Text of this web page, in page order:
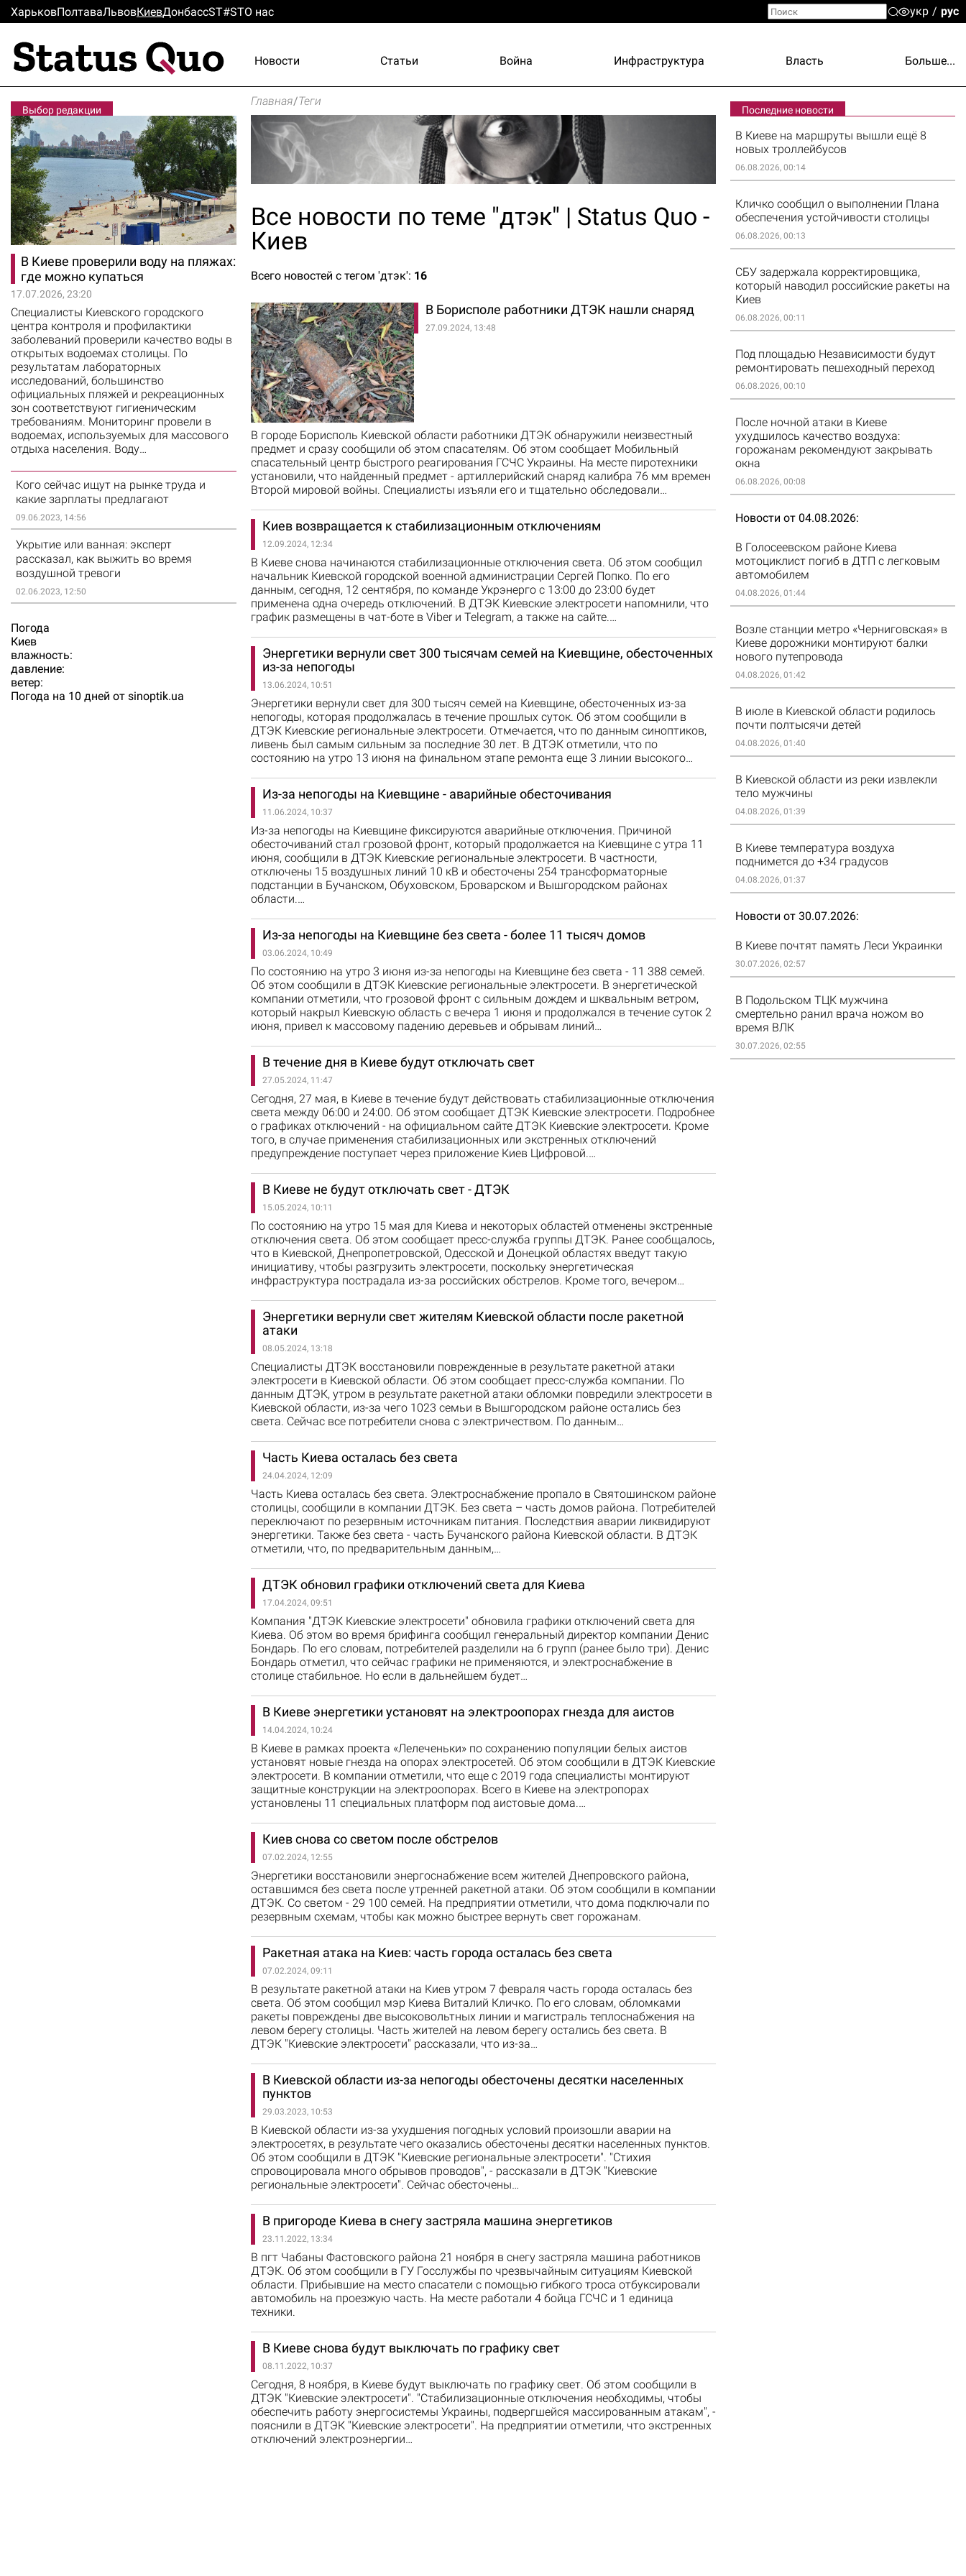
ХарьковПолтаваЛьвовКиевДонбассST#STО нас укр рус
Новости Статьи Война Инфраструктура Власть Больше...
Выбор редакции
В Киеве проверили воду на пляжах:
где можно купаться
17.07.2026, 23:20
Специалисты Киевского городского
центра контроля и профилактики
заболеваний проверили качество воды в
открытых водоемах столицы. По
результатам лабораторных
исследований, большинство
официальных пляжей и рекреационных
зон соответствуют гигиеническим
требованиям. Мониторинг провели в
водоемах, используемых для массового
отдыха населения. Воду…
Кого сейчас ищут на рынке труда и
какие зарплаты предлагают
09.06.2023, 14:56
Укрытие или ванная: эксперт
рассказал, как выжить во время
воздушной тревоги
02.06.2023, 12:50
Погода
Киев
влажность:
давление:
ветер:
Погода на 10 дней от sinoptik.ua
Главная/Теги
Все новости по теме "дтэк" | Status Quo -
Киев
Всего новостей с тегом 'дтэк': 16
В Борисполе работники ДТЭК нашли снаряд
27.09.2024, 13:48
В городе Борисполь Киевской области работники ДТЭК обнаружили неизвестный
предмет и сразу сообщили об этом спасателям. Об этом сообщает Мобильный
спасательный центр быстрого реагирования ГСЧС Украины. На месте пиротехники
установили, что найденный предмет - артиллерийский снаряд калибра 76 мм времен
Второй мировой войны. Специалисты изъяли его и тщательно обследовали…
Киев возвращается к стабилизационным отключениям
12.09.2024, 12:34
В Киеве снова начинаются стабилизационные отключения света. Об этом сообщил
начальник Киевской городской военной администрации Сергей Попко. По его
данным, сегодня, 12 сентября, по команде Укрэнерго с 13:00 до 23:00 будет
применена одна очередь отключений. В ДТЭК Киевские электросети напомнили, что
график размещены в чат-боте в Viber и Telegram, а также на сайте.…
Энергетики вернули свет 300 тысячам семей на Киевщине, обесточенных
из-за непогоды
13.06.2024, 10:51
Энергетики вернули свет для 300 тысяч семей на Киевщине, обесточенных из-за
непогоды, которая продолжалась в течение прошлых суток. Об этом сообщили в
ДТЭК Киевские региональные электросети. Отмечается, что по данным синоптиков,
ливень был самым сильным за последние 30 лет. В ДТЭК отметили, что по
состоянию на утро 13 июня на финальном этапе ремонта еще 3 линии высокого…
Из-за непогоды на Киевщине - аварийные обесточивания
11.06.2024, 10:37
Из-за непогоды на Киевщине фиксируются аварийные отключения. Причиной
обесточиваний стал грозовой фронт, который продолжается на Киевщине с утра 11
июня, сообщили в ДТЭК Киевские региональные электросети. В частности,
отключены 15 воздушных линий 10 кВ и обесточены 254 трансформаторные
подстанции в Бучанском, Обуховском, Броварском и Вышгородском районах
области.…
Из-за непогоды на Киевщине без света - более 11 тысяч домов
03.06.2024, 10:49
По состоянию на утро 3 июня из-за непогоды на Киевщине без света - 11 388 семей.
Об этом сообщили в ДТЭК Киевские региональные электросети. В энергетической
компании отметили, что грозовой фронт с сильным дождем и шквальным ветром,
который накрыл Киевскую область с вечера 1 июня и продолжался в течение суток 2
июня, привел к массовому падению деревьев и обрывам линий…
В течение дня в Киеве будут отключать свет
27.05.2024, 11:47
Сегодня, 27 мая, в Киеве в течение будут действовать стабилизационные отключения
света между 06:00 и 24:00. Об этом сообщает ДТЭК Киевские электросети. Подробнее
о графиках отключений - на официальном сайте ДТЭК Киевские электросети. Кроме
того, в случае применения стабилизационных или экстренных отключений
предупреждение поступает через приложение Киев Цифровой.…
В Киеве не будут отключать свет - ДТЭК
15.05.2024, 10:11
По состоянию на утро 15 мая для Киева и некоторых областей отменены экстренные
отключения света. Об этом сообщает пресс-служба группы ДТЭК. Ранее сообщалось,
что в Киевской, Днепропетровской, Одесской и Донецкой областях введут такую
инициативу, чтобы разгрузить электросети, поскольку энергетическая
инфраструктура пострадала из-за российских обстрелов. Кроме того, вечером…
Энергетики вернули свет жителям Киевской области после ракетной
атаки
08.05.2024, 13:18
Специалисты ДТЭК восстановили поврежденные в результате ракетной атаки
электросети в Киевской области. Об этом сообщает пресс-служба компании. По
данным ДТЭК, утром в результате ракетной атаки обломки повредили электросети в
Киевской области, из-за чего 1023 семьи в Вышгородском районе остались без
света. Сейчас все потребители снова с электричеством. По данным…
Часть Киева осталась без света
24.04.2024, 12:09
Часть Киева осталась без света. Электроснабжение пропало в Святошинском районе
столицы, сообщили в компании ДТЭК. Без света – часть домов района. Потребителей
переключают по резервным источникам питания. Последствия аварии ликвидируют
энергетики. Также без света - часть Бучанского района Киевской области. В ДТЭК
отметили, что, по предварительным данным,…
ДТЭК обновил графики отключений света для Киева
17.04.2024, 09:51
Компания "ДТЭК Киевские электросети" обновила графики отключений света для
Киева. Об этом во время брифинга сообщил генеральный директор компании Денис
Бондарь. По его словам, потребителей разделили на 6 групп (ранее было три). Денис
Бондарь отметил, что сейчас графики не применяются, и электроснабжение в
столице стабильное. Но если в дальнейшем будет…
В Киеве энергетики установят на электроопорах гнезда для аистов
14.04.2024, 10:24
В Киеве в рамках проекта «Лелеченьки» по сохранению популяции белых аистов
установят новые гнезда на опорах электросетей. Об этом сообщили в ДТЭК Киевские
электросети. В компании отметили, что еще с 2019 года специалисты монтируют
защитные конструкции на электроопорах. Всего в Киеве на электропорах
установлены 11 специальных платформ под аистовые дома.…
Киев снова со светом после обстрелов
07.02.2024, 12:55
Энергетики восстановили энергоснабжение всем жителей Днепровского района,
оставшимся без света после утренней ракетной атаки. Об этом сообщили в компании
ДТЭК. Со светом - 29 100 семей. На предприятии отметили, что дома подключали по
резервным схемам, чтобы как можно быстрее вернуть свет горожанам.
Ракетная атака на Киев: часть города осталась без света
07.02.2024, 09:11
В результате ракетной атаки на Киев утром 7 февраля часть города осталась без
света. Об этом сообщил мэр Киева Виталий Кличко. По его словам, обломками
ракеты повреждены две высоковольтных линии и магистраль теплоснабжения на
левом берегу столицы. Часть жителей на левом берегу остались без света. В
ДТЭК "Киевские электросети" рассказали, что из-за…
В Киевской области из-за непогоды обесточены десятки населенных
пунктов
29.03.2023, 10:53
В Киевской области из-за ухудшения погодных условий произошли аварии на
электросетях, в результате чего оказались обесточены десятки населенных пунктов.
Об этом сообщили в ДТЭК "Киевские региональные электросети". "Стихия
спровоцировала много обрывов проводов", - рассказали в ДТЭК "Киевские
региональные электросети". Сейчас обесточены…
В пригороде Киева в снегу застряла машина энергетиков
23.11.2022, 13:34
В пгт Чабаны Фастовского района 21 ноября в снегу застряла машина работников
ДТЭК. Об этом сообщили в ГУ Госслужбы по чрезвычайным ситуациям Киевской
области. Прибывшие на место спасатели с помощью гибкого троса отбуксировали
автомобиль на проезжую часть. На месте работали 4 бойца ГСЧС и 1 единица
техники.
В Киеве снова будут выключать по графику свет
08.11.2022, 10:37
Сегодня, 8 ноября, в Киеве будут выключать по графику свет. Об этом сообщили в
ДТЭК "Киевские электросети". "Стабилизационные отключения необходимы, чтобы
обеспечить работу энергосистемы Украины, подвергшейся массированным атакам", -
пояснили в ДТЭК "Киевские электросети". На предприятии отметили, что экстренных
отключений электроэнергии…
Последние новости
В Киеве на маршруты вышли ещё 8
новых троллейбусов
06.08.2026, 00:14
Кличко сообщил о выполнении Плана
обеспечения устойчивости столицы
06.08.2026, 00:13
СБУ задержала корректировщика,
который наводил российские ракеты на
Киев
06.08.2026, 00:11
Под площадью Независимости будут
ремонтировать пешеходный переход
06.08.2026, 00:10
После ночной атаки в Киеве
ухудшилось качество воздуха:
горожанам рекомендуют закрывать
окна
06.08.2026, 00:08
Новости от 04.08.2026
В Голосеевском районе Киева
мотоциклист погиб в ДТП с легковым
автомобилем
04.08.2026, 01:44
Возле станции метро «Черниговская» в
Киеве дорожники монтируют балки
нового путепровода
04.08.2026, 01:42
В июле в Киевской области родилось
почти полтысячи детей
04.08.2026, 01:40
В Киевской области из реки извлекли
тело мужчины
04.08.2026, 01:39
В Киеве температура воздуха
поднимется до +34 градусов
04.08.2026, 01:37
Новости от 30.07.2026
В Киеве почтят память Леси Украинки
30.07.2026, 02:57
В Подольском ТЦК мужчина
смертельно ранил врача ножом во
время ВЛК
30.07.2026, 02:55